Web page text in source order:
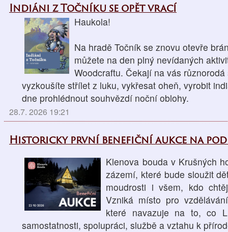
Indiáni z Točníku se opět vrací
Haukola!
Na hradě Točník se znovu otevře
můžete na den plný nevídaných
Woodcraftu. Čekají na vás
vyzkoušíte střílet z luku, vykřesat oheň, vyrobit
dne prohlédnout souhvězdí noční oblohy.
28.7. 2026 19:21
Historicky první benefiční aukce na
Klenova bouda v Krušných
zázemí, které bude sloužit
moudrosti i všem, kdo
Vzniká místo pro
které navazuje na to, co
samostatnosti, spolupráci, službě a vztahu k